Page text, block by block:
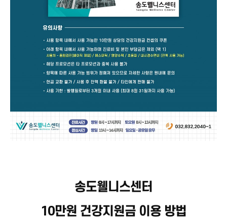
송도웰니스센터
10만원 건강지원금 이용 방법